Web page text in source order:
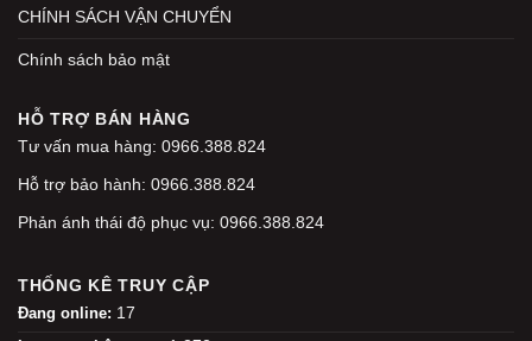
CHÍNH SÁCH VẬN CHUYỂN
Chính sách bảo mật
HỖ TRỢ BÁN HÀNG
Tư vấn mua hàng: 0966.388.824
Hỗ trợ bảo hành: 0966.388.824
Phản ánh thái độ phục vụ: 0966.388.824
THỐNG KÊ TRUY CẬP
Đang online: 17